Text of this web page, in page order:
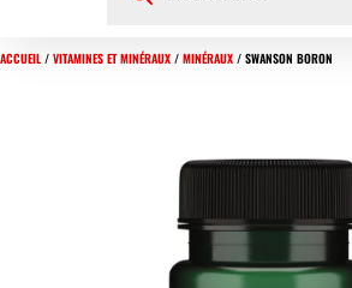
ACCUEIL/ VITAMINES ET MINÉRAUX / MINÉRAUX / SWANSON BORON